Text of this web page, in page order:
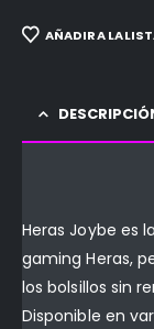
AÑADIR A LA
Heras Joybe es
gaming Heras,
los bolsillos sin
Disponible en